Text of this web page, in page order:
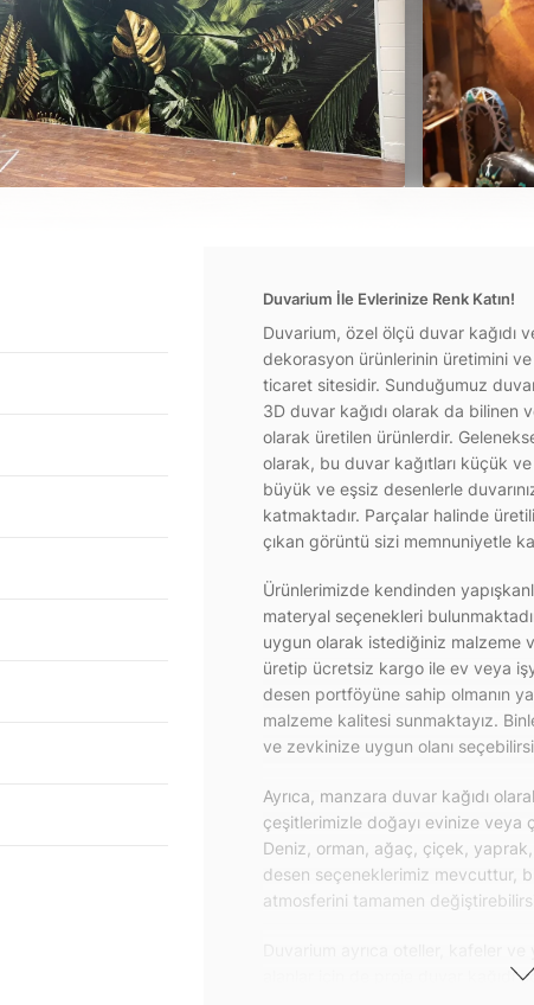
Duvarium İle Evlerinize Renk Katın!
Duvarium, özel ölçü duvar kağıdı
dekorasyon ürünlerinin üretimini ve
ticaret sitesidir. Sunduğumuz
3D duvar kağıdı olarak da bilinen
olarak üretilen ürünlerdir.
olarak, bu duvar kağıtları küçük ve
büyük ve eşsiz desenlerle
katmaktadır. Parçalar halinde
çıkan görüntü sizi memnuniyetle
Ürünlerimizde kendinden
materyal seçenekleri
uygun olarak istediğiniz malzeme
üretip ücretsiz kargo ile ev veya
desen portföyüne sahip olmanın
malzeme kalitesi sunmaktayız.
ve zevkinize uygun olanı
Ayrıca, manzara duvar kağıdı
çeşitlerimizle doğayı evinize veya
Deniz, orman, ağaç, çiçek,
desen seçeneklerimiz mevcuttur,
atmosferini tamamen
alanlar için de proje duvar kağıdı